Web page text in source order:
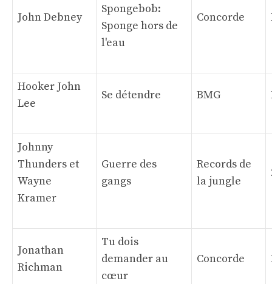
John Debney
Spongebob:
Sponge hors de
l'eau
Concorde
Hooker John
Lee
Se détendre BMG
Johnny
Thunders et
Wayne
Kramer
Guerre des
gangs
Records de
la jungle
Jonathan
Richman
Tu dois
demander au
cœur
Concorde